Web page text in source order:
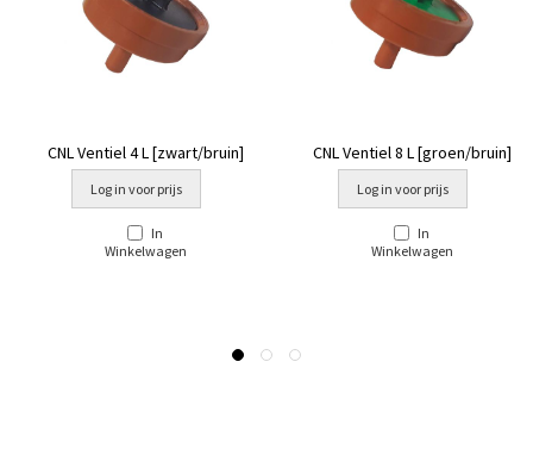
CNL Ventiel 4 L [zwart/bruin]
Log in voor prijs
In
Winkelwagen
CNL Ventiel 8 L [groen/bruin]
Log in voor prijs
In
Winkelwagen